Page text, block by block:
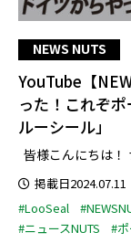
NEWS NUTS
YouTube【
った！これぞ
ルーシール」
皆様こんにちは！
掲載日2024.07.11
#LooSeal
#ニュースNUTS
#